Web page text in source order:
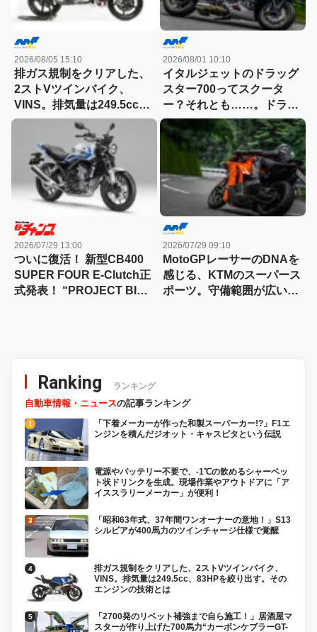
2026/08/05 15:10
排ガス規制をクリアした、
2ストVツインバイク、
VINS。排気量は249.5cc、
83HPを絞り出す。そのエ
ンジンの技術とは
2026/08/01 10:10
イタルジェットのドラッグ
スター700ってスクータ
ー？それとも……。ドラッ
グスター700ツイン・リミ
テッドエディション試乗記
2026/07/29 13:00
ついに復活！ 新型CB400
SUPER FOUR E-Clutch正
式発表！ “PROJECT BIG-
2026/07/29 09:10
MotoGPレーサーのDNAを
感じる、KTMのスーパース
ポーツ。守備範囲が広い史
Ranking ランキング
自動車情報・ニュースの記事ランキング
「下着メーカーが作った和製スーパーカー!?」F1エ
ンジンを積んだジオット・キャスピタという伝説
電源やバッテリー不要で、-1℃の飲めるシャーベッ
ト状ドリンクを生成。現場作業やアウトドアに「ア
イススラリーメーカー」が便利！
「昭和63年式、37年間ワンオーナーの意地！」S13
シルビアが400馬力のツインチャージ仕様で覚醒
排ガス規制をクリアした、2ストVツインバイク、
VINS。排気量は249.5cc、83HPを絞り出す。その
エンジンの技術とは
「2700発のリベット補強まで自ら施工！」居酒屋マ
スターが作り上げた700馬力“カーボンケブラーGT-